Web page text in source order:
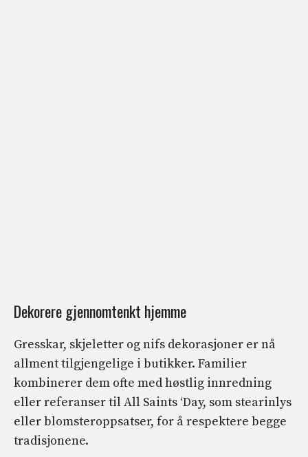
Dekorere gjennomtenkt hjemme
Gresskar, skjeletter og nifs dekorasjoner er nå
allment tilgjengelige i butikker. Familier
kombinerer dem ofte med høstlig innredning
eller referanser til All Saints ‘Day, som stearinlys
eller blomsteroppsatser, for å respektere begge
tradisjonene.